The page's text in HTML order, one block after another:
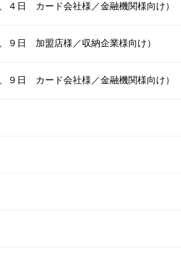
４日 カード会社様／金融機関様向け）
９日 加盟店様／収納企業様向け）
９日 カード会社様／金融機関様向け）